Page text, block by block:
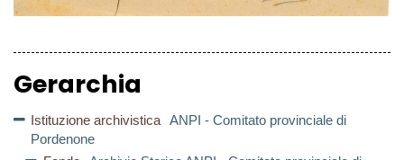
Gerarchia
Istituzione archivistica
ANPI - Comitato provinciale di
Pordenone